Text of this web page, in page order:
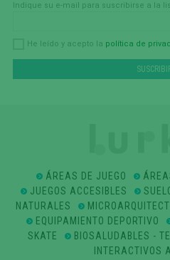
Indique su e-mail para suscribirse a la
He leído y acepto la política de
ÁREAS DE JUEGO
JUEGOS ACCESIBLES
NATURALES
EQUIPAMIENTO DEPORTIVO
SKATE
BIOSALUDABLES -
INTERACTIVOS